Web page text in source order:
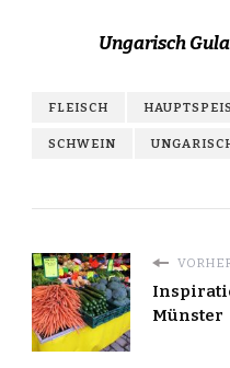
Ungarisch
FLEISCH
SCHWEIN
Münster